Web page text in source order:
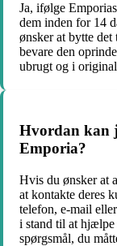
Ja, ifølge
dem inden for 14
ønsker at bytte
bevare den
ubrugt og i
Hvordan kan
Emporia?
Hvis du ønsker at
at kontakte deres
telefon, e-mail
i stand til at hjælpe
spørgsmål, du